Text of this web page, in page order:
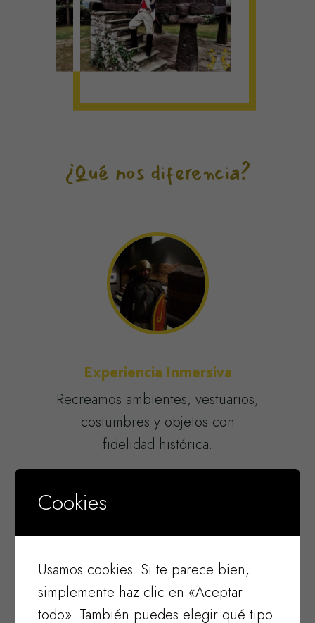
¿Qué nos diferencia?
Experiencia Inmersiva
Recreamos ambientes, vestuarios,
costumbres y objetos con
fidelidad histórica.
Interacción Constante
Cookies
Usamos cookies. Si te parece bien,
simplemente haz clic en «Aceptar
todo». También puedes elegir qué tipo